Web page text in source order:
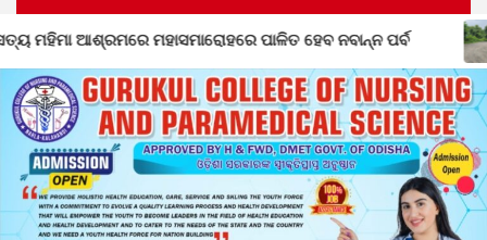
ହେବ ନବାନ୍ନ ପର୍ବ ବିପଦ ସାଜିଛି ହାତୀଶାଲ ଘାଟି, ରାସ୍ତା